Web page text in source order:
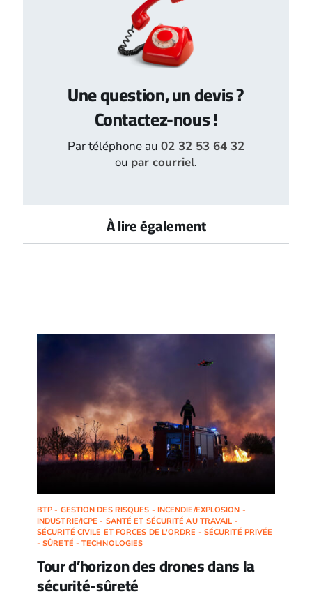
Une question, un devis ?
Contactez-nous !
Par téléphone au 02 32 53 64 32
ou par courriel.
À lire également
BTP - GESTION DES RISQUES - INCENDIE/EXPLOSION -
INDUSTRIE/ICPE - SANTÉ ET SÉCURITÉ AU TRAVAIL -
SÉCURITÉ CIVILE ET FORCES DE L'ORDRE - SÉCURITÉ PRIVÉE
- SÛRETÉ - TECHNOLOGIES
Tour d’horizon des drones dans la
sécurité-sûreté